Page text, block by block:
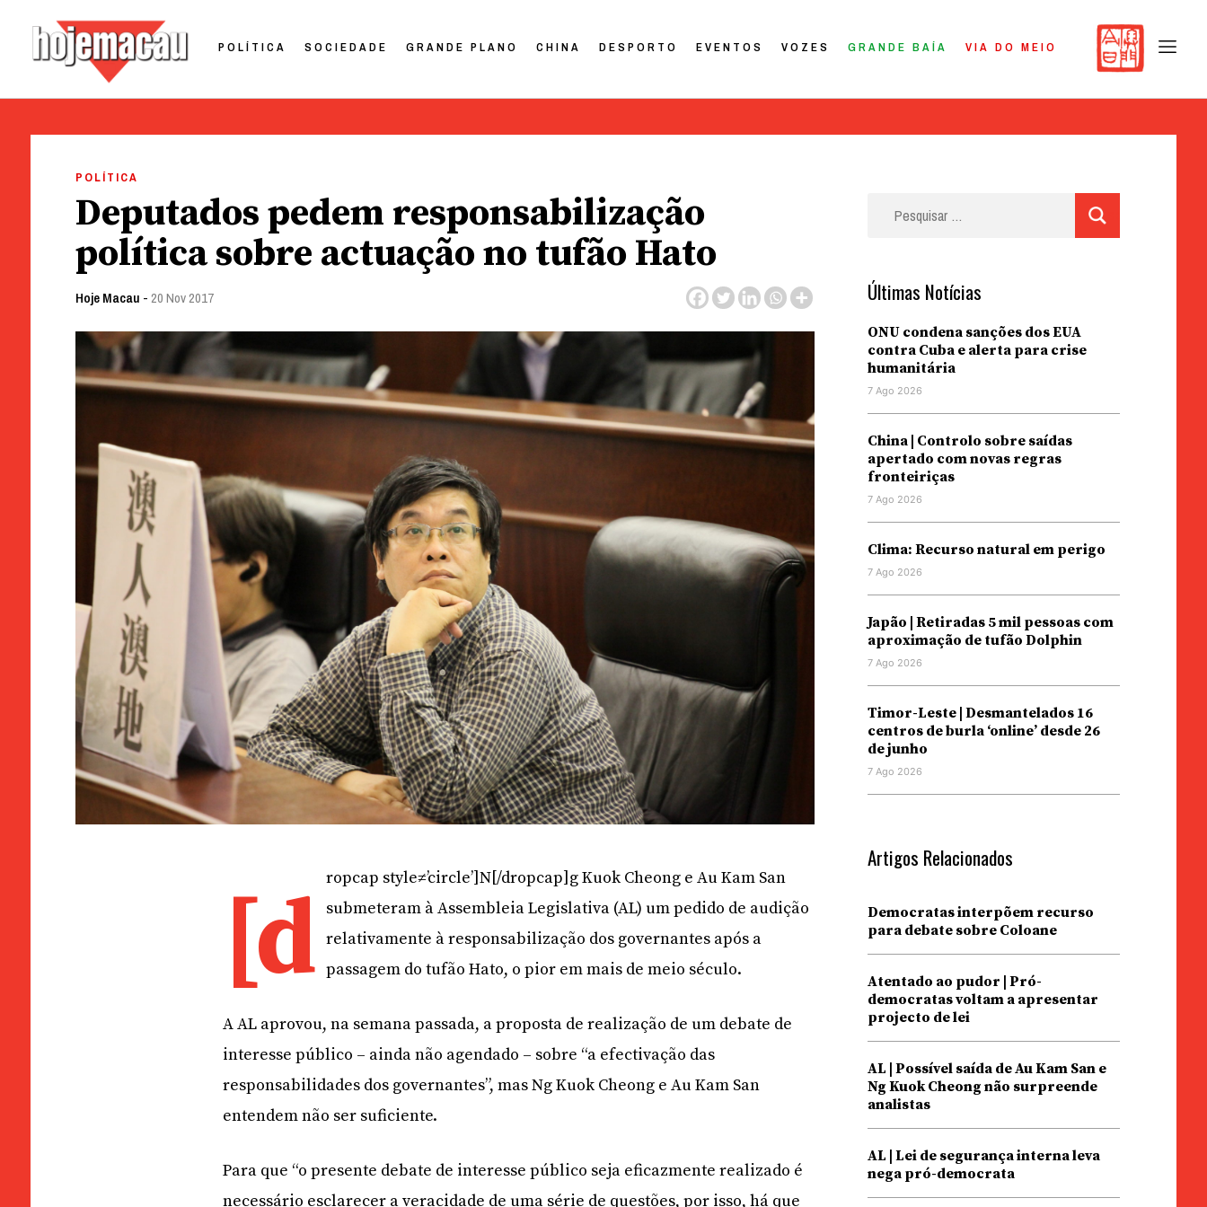
POLÍTICA SOCIEDADE GRANDE PLANO CHINA DESPORTO EVENTOS VOZES GRANDE BAÍA VIA DO MEIO
POLÍTICA
Deputados pedem responsabilização
política sobre actuação no tufão Hato
Hoje Macau - 20 Nov 2017
[d ropcap style≠’circle’]N[/dropcap]g Kuok Cheong e Au Kam San
submeteram à Assembleia Legislativa (AL) um pedido de audição
relativamente à responsabilização dos governantes após a
passagem do tufão Hato, o pior em mais de meio século.
A AL aprovou, na semana passada, a proposta de realização de um debate de
interesse público – ainda não agendado – sobre “a efectivação das
responsabilidades dos governantes”, mas Ng Kuok Cheong e Au Kam San
entendem não ser suficiente.
Para que “o presente debate de interesse público seja eficazmente realizado é
necessário esclarecer a veracidade de uma série de questões, por isso, há que
Últimas Notícias
ONU condena sanções dos EUA
contra Cuba e alerta para crise
humanitária
7 Ago 2026
China | Controlo sobre saídas
apertado com novas regras
fronteiriças
7 Ago 2026
Clima: Recurso natural em perigo
7 Ago 2026
Japão | Retiradas 5 mil pessoas com
aproximação de tufão Dolphin
7 Ago 2026
Timor-Leste | Desmantelados 16
centros de burla ‘online’ desde 26
de junho
7 Ago 2026
Artigos Relacionados
Democratas interpõem recurso
para debate sobre Coloane
Atentado ao pudor | Pró-
democratas voltam a apresentar
projecto de lei
AL | Possível saída de Au Kam San e
Ng Kuok Cheong não surpreende
analistas
AL | Lei de segurança interna leva
nega pró-democrata